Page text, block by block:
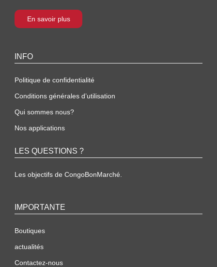
En savoir plus
INFO
Politique de confidentialité
Conditions générales d’utilisation
Qui sommes nous?
Nos applications
LES QUESTIONS ?
Les objectifs de CongoBonMarché.
IMPORTANTE
Boutiques
actualités
Contactez-nous